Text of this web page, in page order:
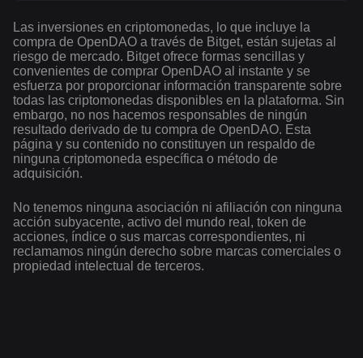
Las inversiones en criptomonedas, lo que incluye la
compra de OpenDAO a través de Bitget, están sujetas al
riesgo de mercado. Bitget ofrece formas sencillas y
convenientes de comprar OpenDAO al instante y se
esfuerza por proporcionar información transparente sobre
todas las criptomonedas disponibles en la plataforma. Sin
embargo, no nos hacemos responsables de ningún
resultado derivado de tu compra de OpenDAO. Esta
página y su contenido no constituyen un respaldo de
ninguna criptomoneda específica o método de
adquisición.
No tenemos ninguna asociación ni afiliación con ninguna
acción subyacente, activo del mundo real, token de
acciones, índice o sus marcas correspondientes, ni
reclamamos ningún derecho sobre marcas comerciales o
propiedad intelectual de terceros.